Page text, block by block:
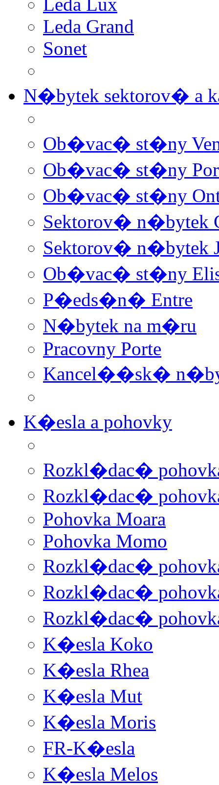
Leda Grand
Sonet
N�bytek sektorov� a
Ob�vac� st�ny
Ob�vac� st�ny
Ob�vac� st�ny
Sektorov� n�bytek
Sektorov� n�bytek
Ob�vac� st�ny
P�eds�n� Entre
N�bytek na m�ru
Pracovny Porte
Kancel��sk�
K�esla a pohovky
Rozkl�dac�
Rozkl�dac�
Pohovka Moara
Pohovka Momo
Rozkl�dac�
Rozkl�dac�
Rozkl�dac�
K�esla Koko
K�esla Rhea
K�esla Mut
K�esla Moris
FR-K�esla
K�esla Melos